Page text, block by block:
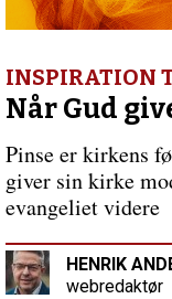
indlæg:
sted
at
trække
vejret
igen…”
INSPIRATION
Når Gud
Pinse er kirkens
giver sin kirke
evangeliet videre
HENRIK
webredaktør